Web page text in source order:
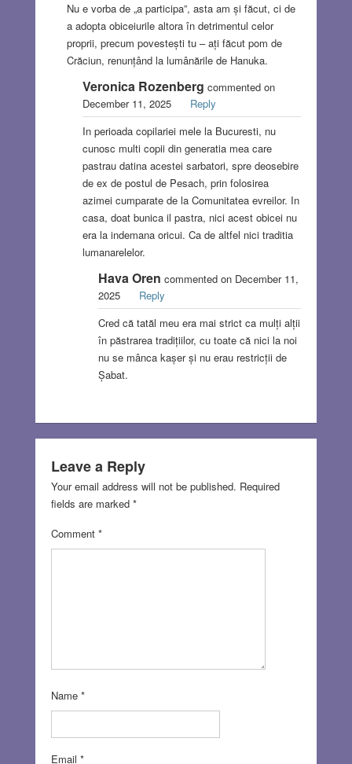
Nu e vorba de „a participa”, asta am și făcut, ci de
a adopta obiceiurile altora în detrimentul celor
proprii, precum povestești tu – ați făcut pom de
Crăciun, renunțând la lumânările de Hanuka.
Veronica Rozenberg commented on
December 11, 2025
Reply
In perioada copilariei mele la Bucuresti, nu
cunosc multi copii din generatia mea care
pastrau datina acestei sarbatori, spre deosebire
de ex de postul de Pesach, prin folosirea
azimei cumparate de la Comunitatea evreilor. In
casa, doat bunica il pastra, nici acest obicei nu
era la indemana oricui. Ca de altfel nici traditia
lumanarelelor.
Hava Oren commented on December 11,
2025
Reply
Cred că tatăl meu era mai strict ca mulți alții
în păstrarea tradițiilor, cu toate că nici la noi
nu se mânca kașer și nu erau restricții de
Șabat.
Leave a Reply
Your email address will not be published. Required
fields are marked *
Comment *
Name *
Email *